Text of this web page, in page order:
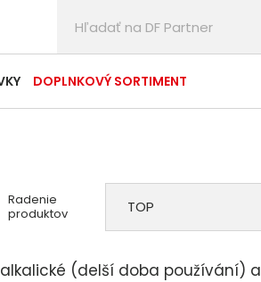
DOPLNKOVÝ SORTIMENT
Radenie
produktov
TOP
(delší doba používání)